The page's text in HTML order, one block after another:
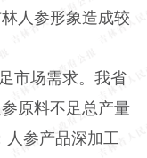
人参形象造成较
市场需求。我省
原料不足总产量
人参产品深加工